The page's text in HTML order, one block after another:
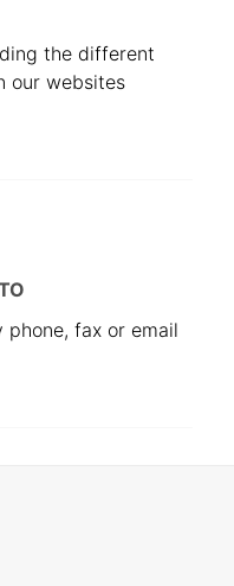
the different
our websites
phone, fax or email